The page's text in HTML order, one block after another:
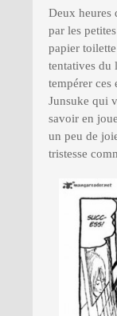
Deux heures
par les
papier
tentatives du
tempérer ces
Junsuke qui
savoir en
un peu de
tristesse